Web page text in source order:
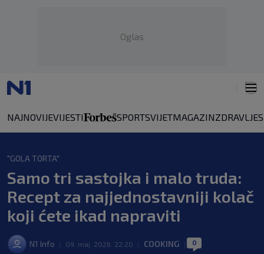
Oglas
NAJNOVIJEVIJESTI SPORTSVIJETMAGAZINZDRAVLJE
"GOLA TORTA"
Samo tri sastojka i malo truda:
Recept za najjednostavniji kolač
koji ćete ikad napraviti
N1 Info 09. maj. 2026. 22:20 COOKING 0